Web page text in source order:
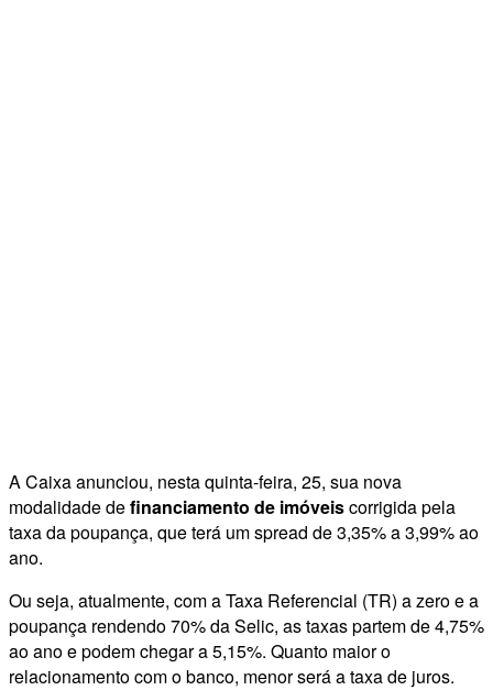
A Caixa anunciou, nesta quinta-feira, 25, sua nova
modalidade definanciamento de imóveiscorrigida pela
taxa da poupança, que terá um spread de 3,35% a 3,99% ao
ano.
Ou seja, atualmente, com a Taxa Referencial (TR) a zero e a
poupança rendendo 70% da Selic, as taxas partem de 4,75%
ao ano e podem chegar a 5,15%. Quanto maior o
relacionamento com o banco, menor será a taxa de juros.